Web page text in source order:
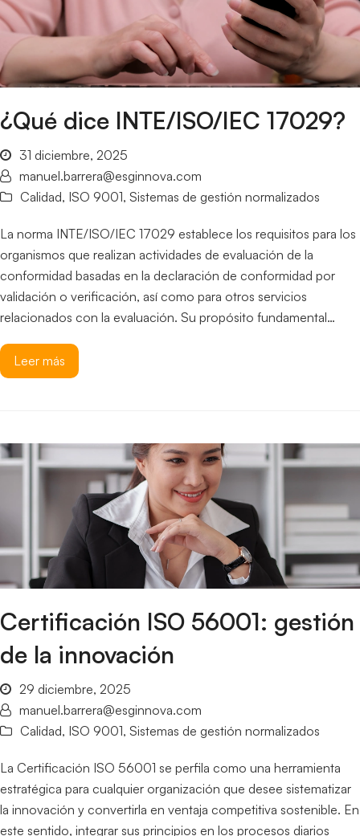
¿Qué dice INTE/ISO/IEC 17029?
31 diciembre, 2025
manuel.barrera@esginnova.com
Calidad, ISO 9001, Sistemas de gestión normalizados
La norma INTE/ISO/IEC 17029 establece los requisitos para los
organismos que realizan actividades de evaluación de la
conformidad basadas en la declaración de conformidad por
validación o verificación, así como para otros servicios
relacionados con la evaluación. Su propósito fundamental…
Leer más
Certificación ISO 56001: gestión
de la innovación
29 diciembre, 2025
manuel.barrera@esginnova.com
Calidad, ISO 9001, Sistemas de gestión normalizados
La Certificación ISO 56001 se perfila como una herramienta
estratégica para cualquier organización que desee sistematizar
la innovación y convertirla en ventaja competitiva sostenible. En
este sentido, integrar sus principios en los procesos diarios